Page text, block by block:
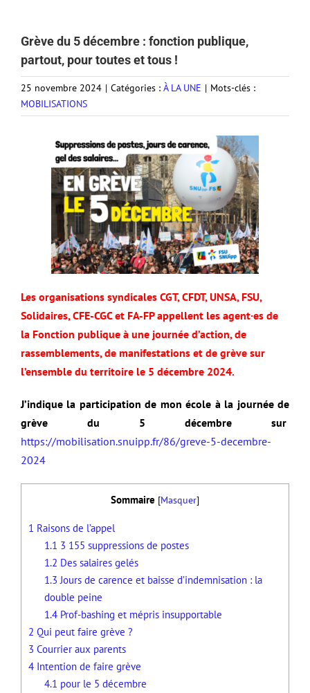
Grève du 5 décembre : fonction publique,
partout, pour toutes et tous !
25 novembre 2024 | Catégories : À LA UNE | Mots-clés :
MOBILISATIONS
Les organisations syndicales CGT, CFDT, UNSA, FSU,
Solidaires, CFE-CGC et FA-FP appellent les agent·es de
la Fonction publique à une journée d’action, de
rassemblements, de manifestations et de grève sur
l’ensemble du territoire le 5 décembre 2024.
J’indique la participation de mon école à la journée de
grève du 5 décembre sur
https://mobilisation.snuipp.fr/86/greve-5-decembre-
2024
Sommaire [Masquer]
1 Raisons de l’appel
1.1 3 155 suppressions de postes
1.2 Des salaires gelés
1.3 Jours de carence et baisse d’indemnisation : la
double peine
1.4Prof-bashing et mépris insupportable
2 Qui peut faire grève ?
3 Courrier aux parents
4 Intention de faire grève
4.1 pour le 5 décembre